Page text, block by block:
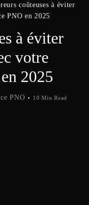
coûteuses à éviter
PNO en 2025
à éviter
votre
2025
PNO 10 Min Read